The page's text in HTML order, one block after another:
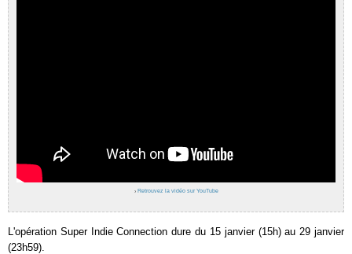
› Retrouvez la vidéo sur YouTube
L'opération Super Indie Connection dure du 15 janvier (15h) au 29 janvier
(23h59).